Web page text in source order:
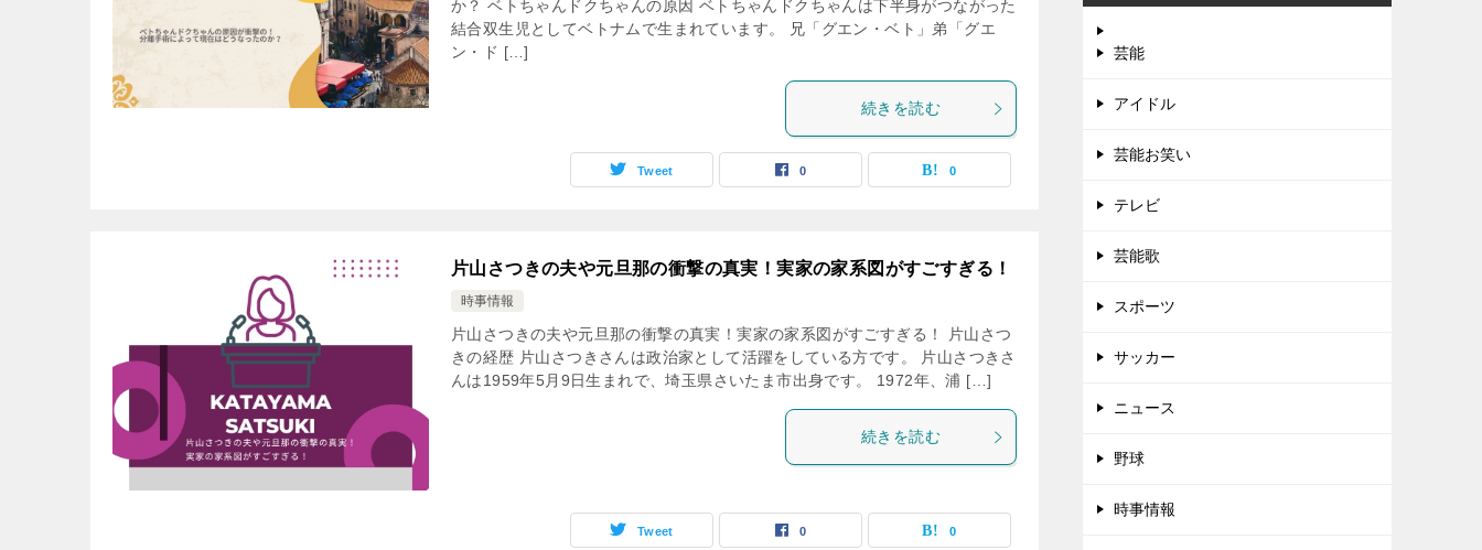
か？ ベトちゃんドクちゃんの原因 ベトちゃんドクちゃんは下半身がつながった
結合双生児としてベトナムで生まれています。 兄「グエン・ベト」弟「グエ
ン・ド […]
続きを読む
Tweet 0 0
片山さつきの夫や元旦那の衝撃の真実！実家の家系図がすごすぎる！
時事情報
片山さつきの夫や元旦那の衝撃の真実！実家の家系図がすごすぎる！ 片山さつ
きの経歴 片山さつきさんは政治家として活躍をしている方です。 片山さつきさ
んは1959年5月9日生まれで、埼玉県さいたま市出身です。 1972年、浦 […]
続きを読む
Tweet 0 0
芸能
アイドル
芸能お笑い
テレビ
芸能歌
スポーツ
サッカー
ニュース
野球
時事情報